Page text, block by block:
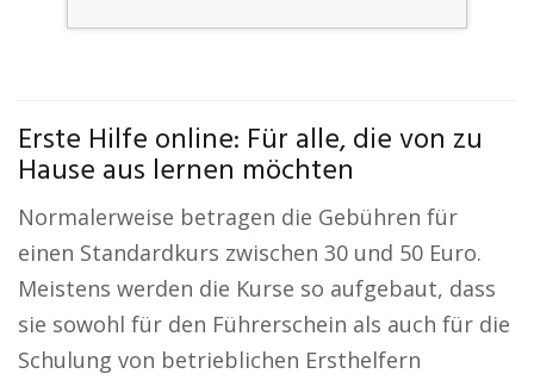
Erste Hilfe online: Für alle, die von zu
Hause aus lernen möchten
Normalerweise betragen die Gebühren für
einen Standardkurs zwischen 30 und 50 Euro.
Meistens werden die Kurse so aufgebaut, dass
sie sowohl für den Führerschein als auch für die
Schulung von betrieblichen Ersthelfern